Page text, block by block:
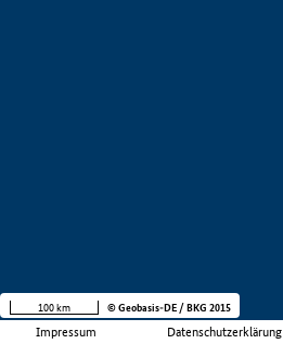
Impressum Datenschutzerklärung
100 km © Geobasis-DE / BKG 2015